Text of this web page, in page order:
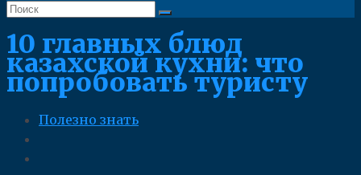
10 главных блюд
казахской кухни: что
попробовать туристу
Полезно знать